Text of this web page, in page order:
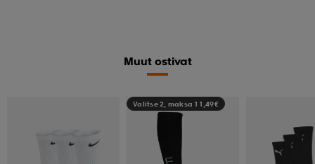
Muut ostivat
Valitse 2, maksa 11,49€